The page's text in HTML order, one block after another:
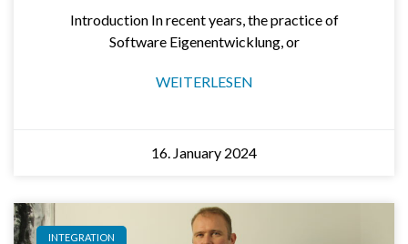
Introduction In recent years, the practice of
Software Eigenentwicklung, or
WEITERLESEN
16. January 2024
INTEGRATION